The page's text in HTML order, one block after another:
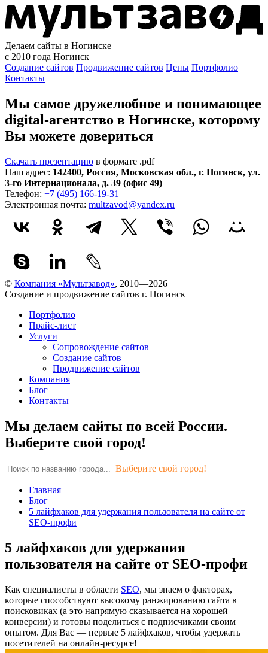
Делаем сайты в Ногинске
с 2010 года Ногинск
Создание сайтов Продвижение сайтов Цены Портфолио
Контакты
Мы самое дружелюбное и понимающее
digital-агентство в Ногинске, которому
Вы можете довериться
Скачать презентацию в формате .pdf
Наш адрес: 142400, Россия, Московская обл., г. Ногинск, ул.
3-го Интернационала, д. 39 (офис 49)
Телефон: +7 (495) 166-19-31
Электронная почта: multzavod@yandex.ru
© Компания «Мультзавод», 2010—2026
Создание и продвижение сайтов г. Ногинск
Портфолио
Прайс-лист
Услуги
Сопровождение сайтов
Создание сайтов
Продвижение сайтов
Компания
Блог
Контакты
Мы делаем сайты по всей России.
Выберите свой город!
Выберите свой город!
Главная
Блог
5 лайфхаков для удержания пользователя на сайте от
SEO-профи
5 лайфхаков для удержания
пользователя на сайте от SEO-профи
Как специалисты в области SEO, мы знаем о факторах,
которые способствуют высокому ранжированию сайта в
поисковиках (а это напрямую сказывается на хорошей
конверсии) и готовы поделиться с подписчиками своим
опытом. Для Вас — первые 5 лайфхаков, чтобы удержать
посетителей на онлайн-ресурсе!